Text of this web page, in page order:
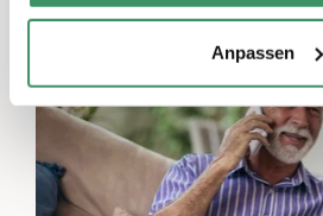
Anpassen